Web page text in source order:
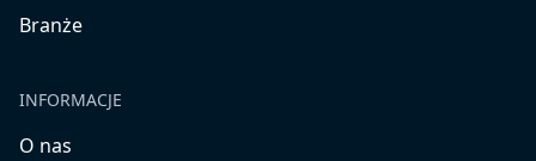
Branże
INFORMACJE
O nas